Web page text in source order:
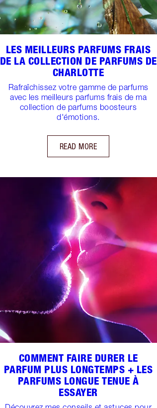
LES MEILLEURS PARFUMS FRAIS
DE LA COLLECTION DE PARFUMS DE
CHARLOTTE
Rafraîchissez votre gamme de parfums
avec les meilleurs parfums frais de ma
collection de parfums boosteurs
d'émotions.
READ MORE
COMMENT FAIRE DURER LE
PARFUM PLUS LONGTEMPS + LES
PARFUMS LONGUE TENUE À
ESSAYER